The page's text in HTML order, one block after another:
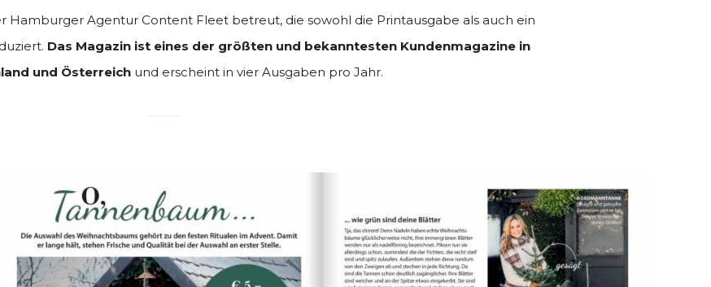
Hamburger Agentur Content Fleet betreut, die sowohl die Printausgabe als auch ein
Das Magazin ist eines der größten und bekanntesten Kundenmagazine in
und Österreichund erscheint in vier Ausgaben pro Jahr.